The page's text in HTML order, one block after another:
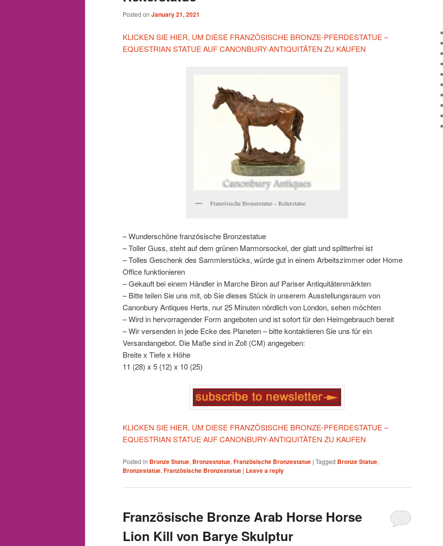
Posted on January 21, 2021
KLICKEN SIE HIER, UM DIESE FRANZÖSISCHE BRONZE-PFERDESTATUE –
EQUESTRIAN STATUE AUF CANONBURY-ANTIQUITÄTEN ZU KAUFEN
Französische Bronzestatue – Reiterstatue
– Wunderschöne französische Bronzestatue
– Toller Guss, steht auf dem grünen Marmorsockel, der glatt und splitterfrei ist
– Tolles Geschenk des Sammlerstücks, würde gut in einem Arbeitszimmer oder Home
Office funktionieren
– Gekauft bei einem Händler in Marche Biron auf Pariser Antiquitätenmärkten
– Bitte teilen Sie uns mit, ob Sie dieses Stück in unserem Ausstellungsraum von
Canonbury Antiques Herts, nur 25 Minuten nördlich von London, sehen möchten
– Wird in hervorragender Form angeboten und ist sofort für den Heimgebrauch bereit
– Wir versenden in jede Ecke des Planeten – bitte kontaktieren Sie uns für ein
Versandangebot. Die Maße sind in Zoll (CM) angegeben:
Breite x Tiefe x Höhe
11 (28) x 5 (12) x 10 (25)
KLICKEN SIE HIER, UM DIESE FRANZÖSISCHE BRONZE-PFERDESTATUE –
EQUESTRIAN STATUE AUF CANONBURY-ANTIQUITÄTEN ZU KAUFEN
Posted in Bronze Statue, Bronzestatue,Französische Bronzestatue | Tagged Bronze Statue,
Bronzestatue,Französische Bronzestatue | Leave a reply
Französische Bronze Arab Horse Horse
Lion Kill von Barye Skulptur